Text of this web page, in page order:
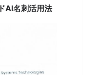
AI名刺活用法